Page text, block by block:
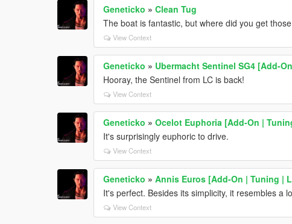
Geneticko »Clean Tug
The boat is fantastic, but where did you get
View Context
Geneticko » Ubermacht Sentinel SG4 [Add-
Hooray, the Sentinel from LC is back!
View Context
Geneticko »Ocelot Euphoria [Add-On |
It's surprisingly euphoric to drive.
View Context
Geneticko »Annis Euros [Add-On | Tuning |
It's perfect. Besides its simplicity, it resembles a
View Context